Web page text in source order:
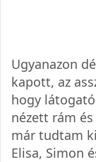
Ugyanazon
kapott, az
hogy
nézett rám
már tudtam
Elisa, Simon